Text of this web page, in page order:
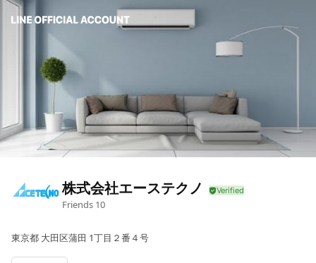
株式会社エーステクノ
Friends 10
東京都 大田区蒲田 1丁目２番４号